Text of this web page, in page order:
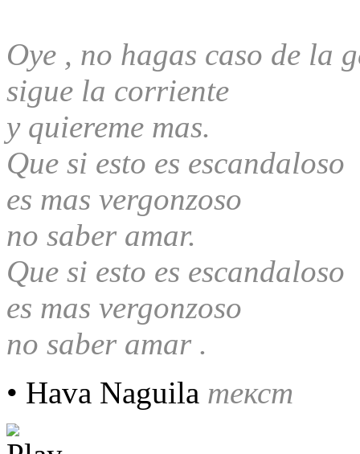
Oye , no hagas caso de la
sigue la corriente
y quiereme mas.
Que si esto es escandaloso
es mas vergonzoso
no saber amar.
Que si esto es escandaloso
es mas vergonzoso
no saber amar .
• Hava Naguila текст